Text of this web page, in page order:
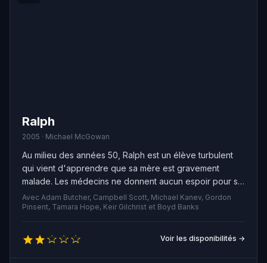
Ralph
2005 · Michael McGowan
Au milieu des années 50, Ralph est un élève turbulent
qui vient d'apprendre que sa mère est gravement
malade. Les médecins ne donnent aucun espoir pour sa
guérison, l'unique chance étant un miracle. Pour faire ce
miracle, Ralph décide de participer au mythique
marathon de Boston. Le seul problème ? Il n'a aucune
aptitude pour la course à pieds et doit s'entraîner
comme jamais auparavant. Sa rage de vaincre et sa foi
inébranlable suffiront-elles pour gagner la course et
Avec Adam Butcher, Campbell Scott, Michael Kanev, Gordon
Pinsent, Tamara Hope, Keir Gilchrist et Boyd Banks
Voir les disponibilités →